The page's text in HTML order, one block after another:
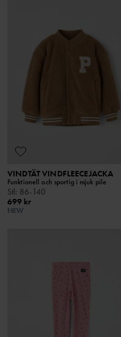
VINDTÄT VINDFLEECEJACKA
Funktionell och sportig i mjuk pile
Stl: 86-140
699 kr
NEW